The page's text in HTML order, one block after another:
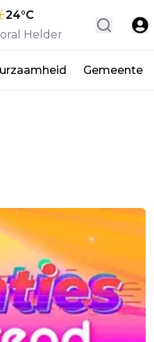
24°C
Helder
Gemeente